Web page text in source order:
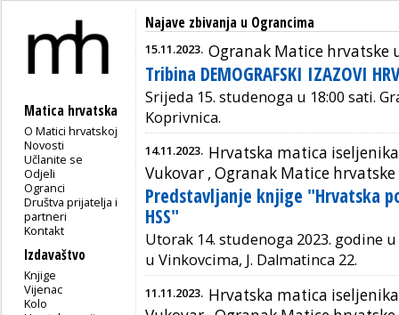
Matica hrvatska
O Matici hrvatskoj
Novosti
Učlanite se
Odjeli
Ogranci
Društva prijatelja i
partneri
Kontakt
Izdavaštvo
Knjige
Vijenac
Kolo
Najave zbivanja u Ograncima
15.11.2023. Ogranak Matice hrvatske
Tribina DEMOGRAFSKI IZAZOVI
Srijeda 15. studenoga u 18:00 sati.
Koprivnica.
14.11.2023. Hrvatska matica
Vukovar , Ogranak Matice
Predstavljanje knjige "Hrvatska
HSS"
Utorak 14. studenoga 2023. godine
u Vinkovcima, J. Dalmatinca 22.
11.11.2023. Hrvatska matica